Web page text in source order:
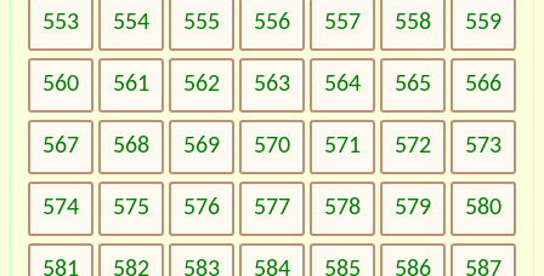
553 554 555 556 557 558 559
560 561 562 563 564 565 566
567 568 569 570 571 572 573
574 575 576 577 578 579 580
581 582 583 584 585 586 587